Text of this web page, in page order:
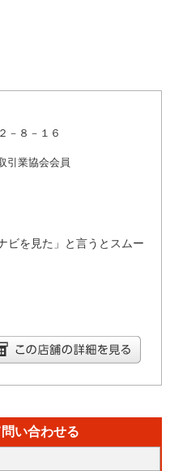
－８－１６
引業協会会員
ビを見た」と言うとスムー